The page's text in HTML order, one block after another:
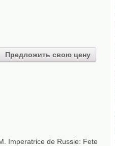
Предложить свою цену
Imperatrice de Russie: Fete